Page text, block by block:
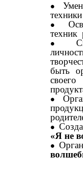
техник
быть
«Я не